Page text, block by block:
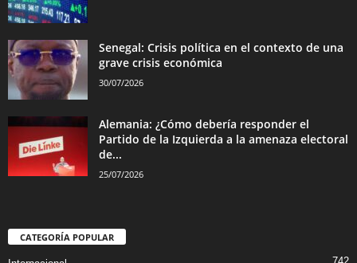
Senegal: Crisis política en el contexto de una
grave crisis económica
30/07/2026
Alemania: ¿Cómo debería responder el
Partido de la Izquierda a la amenaza electoral
de...
25/07/2026
CATEGORÍA POPULAR